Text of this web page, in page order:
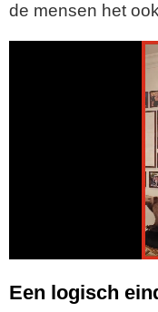
de mensen het
Een logisch